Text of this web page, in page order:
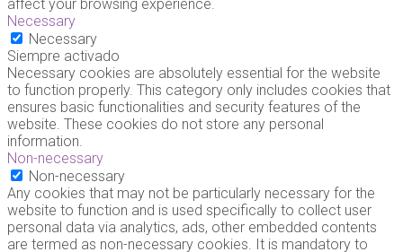
affect your browsing experience.
Necessary
Necessary
Siempre activado
Necessary cookies are absolutely essential for the website
to function properly. This category only includes cookies that
ensures basic functionalities and security features of the
website. These cookies do not store any personal
information.
Non-necessary
Non-necessary
Any cookies that may not be particularly necessary for the
website to function and is used specifically to collect user
personal data via analytics, ads, other embedded contents
are termed as non-necessary cookies. It is mandatory to